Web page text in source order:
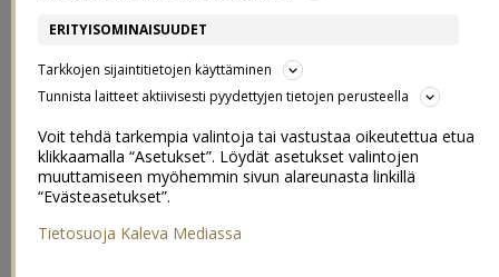
Hepskukkuu ja tiistaita! Tuntuu nämä kevään viikot olevan täynnä
jos jonkinlaista ohjelmaa, viikonlopuista nyt puhumattakaan.
Kaikkia kivoja juttuja koko kevät täynnä, tuntuu vain, että päiviä
saisi viikoissa olla enemmän. Sanotaanko vaikka tuplasti! Eikä
tietenkään ne lisätunnit vuorokauteenkaan pahitteeksi olisi. Tänään
on vuorossa karkkipussitalkoot naapurinrouvan kanssa. Eilen jo liki
valutin kuolaa karkkilaatikoille, kun hoidimme tuota logistista
puolta, joten tänään täytyy varmaan laittaa teippi suun eteen.
ERITYISOMINAISUUDET
Tarkkojen sijaintitietojen käyttäminen
Tunnista laitteet aktiivisesti pyydettyjen tietojen perusteella
Voit tehdä tarkempia valintoja tai vastustaa oikeutettua etua
klikkaamalla “Asetukset”. Löydät asetukset valintojen
muuttamiseen myöhemmin sivun alareunasta linkillä
“Evästeasetukset”.
Tietosuoja Kaleva Mediassa